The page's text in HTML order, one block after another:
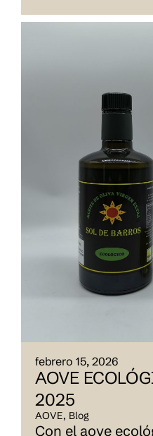
febrero 15, 2026
AOVE
2025
AOVE, Blog
Con el aove